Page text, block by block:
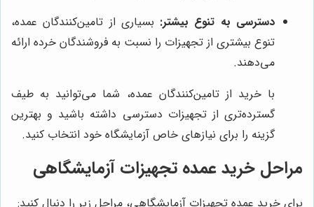
دسترسی به تنوع بیشتر: بسیاری از تامین‌کنندگان عمده،
تنوع بیشتری از تجهیزات را نسبت به فروشندگان خرده ارائه
می‌دهند.
با خرید از تامین‌کنندگان عمده، شما می‌توانید به طیف
گسترده‌تری از تجهیزات دسترسی داشته باشید و بهترین
گزینه را برای نیازهای خاص آزمایشگاه خود انتخاب کنید.
مراحل خرید عمده تجهیزات آزمایشگاهی
برای خرید عمده تجهیزات آزمایشگاهی، مراحل زیر را دنبال کنید: